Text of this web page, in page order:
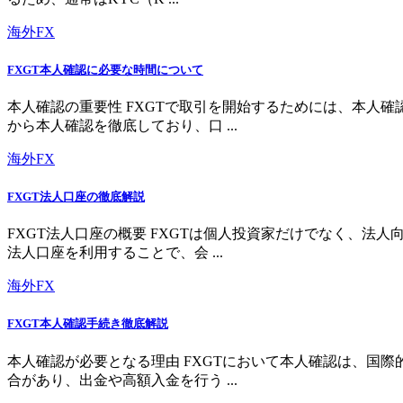
海外FX
FXGT本人確認に必要な時間について
本人確認の重要性 FXGTで取引を開始するためには、本人
から本人確認を徹底しており、口 ...
海外FX
FXGT法人口座の徹底解説
FXGT法人口座の概要 FXGTは個人投資家だけでなく、法人
法人口座を利用することで、会 ...
海外FX
FXGT本人確認手続き徹底解説
本人確認が必要となる理由 FXGTにおいて本人確認は、国
合があり、出金や高額入金を行う ...